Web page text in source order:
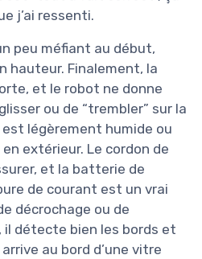
j’ai ressenti.
peu méfiant au début,
hauteur. Finalement, la
et le robot ne donne
ou de “trembler” sur la
légèrement humide ou
extérieur. Le cordon de
et la batterie de
de courant est un vrai
décrochage ou de
détecte bien les bords et
au bord d’une vitre